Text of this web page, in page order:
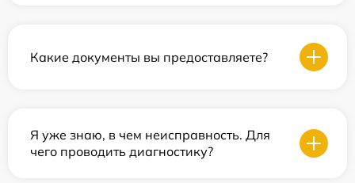
Какие документы вы предоставляете?
Я уже знаю, в чем неисправность. Для
чего проводить диагностику?